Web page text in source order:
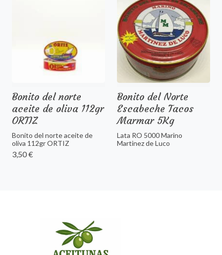
Bonito del norte
aceite de oliva 112gr
ORTIZ
Bonito del norte aceite de
oliva 112gr ORTIZ
3,50 €
Bonito del Norte
Escabeche Tacos
Marmar 5Kg
Lata RO 5000 Marino
Martinez de Luco